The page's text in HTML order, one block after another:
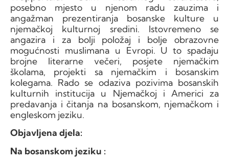
posebno mjesto u njenom radu zauzima i
angažman prezentiranja bosanske kulture u
njemačkoj kulturnoj sredini. Istovremeno se
angazira i za bolji položaj i bolje obrazovne
mogućnosti muslimana u Evropi. U to spadaju
brojne literarne večeri, posjete njemačkim
školama, projekti sa njemačkim i bosanskim
kolegama. Rado se odaziva pozivima bosanskih
kulturnih institucija u Njemačkoj i Americi za
predavanja i čitanja na bosanskom, njemačkom i
engleskom jeziku.
Objavljena djela:
Na bosanskom jeziku :